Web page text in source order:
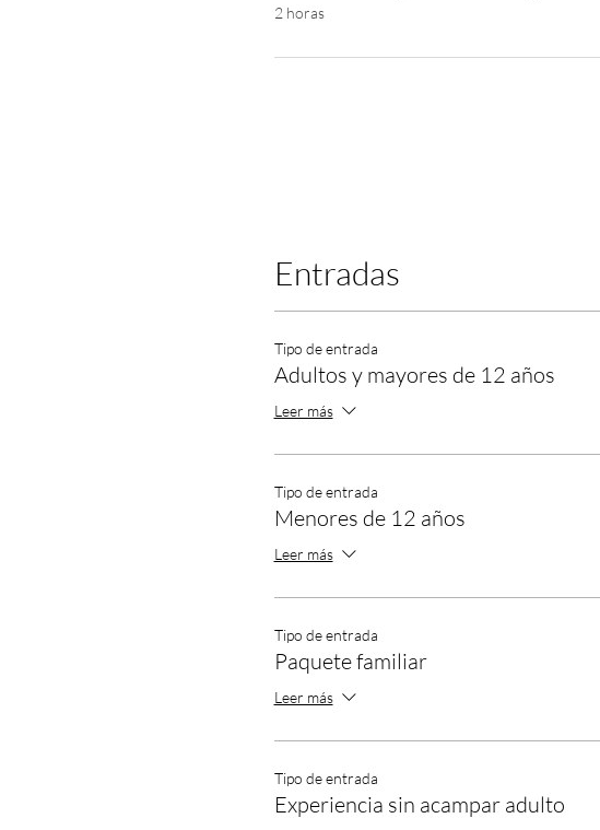
2 horas
Entradas
Tipo de entrada
Adultos y mayores de 12 años
Leer más
Tipo de entrada
Menores de 12 años
Leer más
Tipo de entrada
Paquete familiar
Leer más
Tipo de entrada
Experiencia sin acampar adulto